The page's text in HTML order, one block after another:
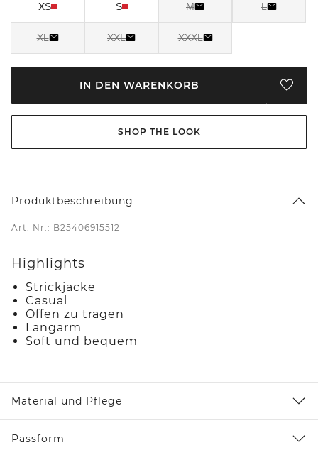
XS S M L
XL XXL XXXL
IN DEN WARENKORB
SHOP THE LOOK
Produktbeschreibung
Art. Nr.: B25406915512
Highlights
Strickjacke
Casual
Offen zu tragen
Langarm
Soft und bequem
Material und Pflege
Passform